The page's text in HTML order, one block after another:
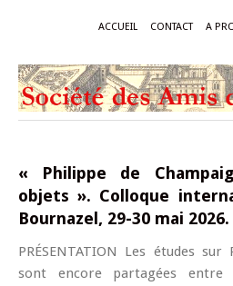
ACCUEIL CONTACT A
« Philippe de
objets ». Colloque
Bournazel, 29-30 mai 2026.
PRÉSENTATION Les études
sont encore partagées